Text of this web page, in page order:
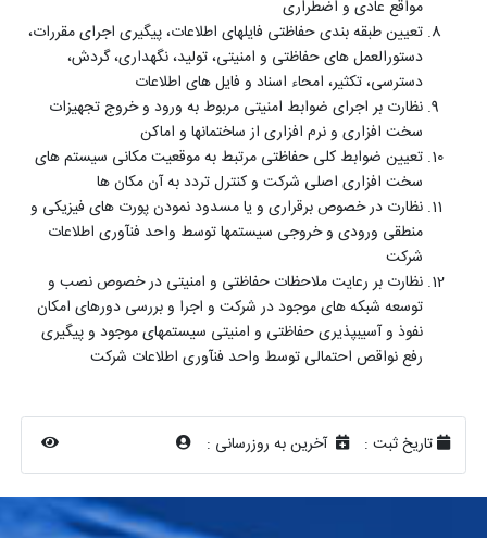
مواقع عادی و اضطراری
تعیین طبقه­ بندی حفاظتی فایل­های اطلاعات، پیگیری اجرای مقررات،
دستورالعمل­ های حفاظتی و امنیتی، تولید، نگهداری، گردش،
دسترسی، تکثیر، امحاء اسناد و فایل­ های اطلاعات
نظارت بر اجرای ضوابط امنیتی مربوط به ورود و خروج تجهیزات
سخت­ افزاری و نرم­ افزاری از ساختمان­ها و اماکن
تعیین ضوابط کلی حفاظتی مرتبط به موقعیت مکانی سیستم­ های
سخت­ افزاری اصلی شرکت و کنترل تردد به آن مکان­ ها
نظارت در خصوص برقراری و یا مسدود نمودن پورت­ های فیزیکی و
منطقی ورودی و خروجی سیستم­ها توسط واحد فن­آوری اطلاعات
شرکت
نظارت بر رعایت ملاحظات حفاظتی و امنیتی در خصوص نصب و
توسعه شبکه­ های موجود در شرکت و اجرا و بررسی دوره­ای امکان
نفوذ و آسیب­پذیری حفاظتی و امنیتی سیستم­های موجود و پیگیری
رفع نواقص احتمالی توسط واحد فن­آوری اطلاعات شرکت
تاریخ ثبت : آخرین به روزرسانی :